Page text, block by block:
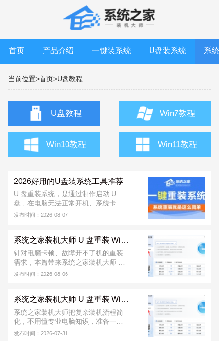
首页 产品介绍 一键装系统 U盘装系统 系
当前位置>首页>U盘教程
U盘教程 Win7教程
Win10教程 Win11教程
2026好用的U盘装系统工具推荐
U 盘重装系统，是通过制作启动 U
盘，在电脑无法正常开机、系统卡
顿、中毒或需要全新安装时，快速重
盘启动，即可进入安装界面，按提示
一步步完成系统重装。整个过程稳定
可靠，不易受网络影响，支持格式化
顿、开机失败等问题，适合电脑维
发布时间：2026-08-07
系统之家装机大师 U 盘重装 Win10 系统教程
针对电脑卡顿、故障开不了机的重装
需求，本篇带来系统之家装机大师 U
盘重装 Win10 完整教程。该工具能一
程，操作门槛低，新手可跟着步骤完
成重装。软件从下载到安装完成，不
收取任何费用！若安装出现问题，可
822317920，寻求技术支持。
发布时间：2026-08-06
系统之家装机大师 U 盘重装 Win7 系统教程
系统之家装机大师把复杂装机流程简
化，不用懂专业电脑知识，准备一个
8G 以上 U 盘就能搞定。不管是电脑正
发布时间：2026-07-31